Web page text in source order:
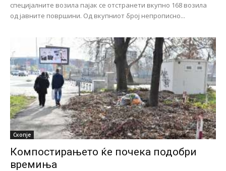
специјалните возила пајак се отстранети вкупно 168 возила
од јавните површини. Од вкупниот број непрописно...
Скопје
Компостирањето ќе почека подобри
времиња